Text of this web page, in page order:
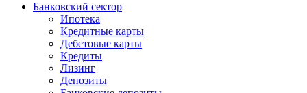
Банковский сектор
Ипотека
Кредитные карты
Дебетовые карты
Кредиты
Лизинг
Депозиты